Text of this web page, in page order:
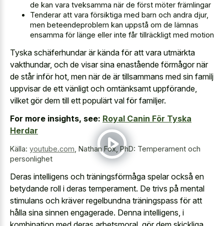
de kan vara tveksamma när de först möter främlingar
Tenderar att vara försiktiga med barn och andra djur,
men beteendeproblem kan uppstå om de lämnas
ensamma för länge eller inte får tillräckligt med motion
Tyska schäferhundar är kända för att vara utmärkta
vakthundar, och de visar sina enastående förmågor när
de står inför hot, men när de är tillsammans med sin familj
uppvisar de ett vänligt och omtänksamt uppförande,
vilket gör dem till ett populärt val för familjer.
For more insights, see: Royal Canin För Tyska
Herdar
Källa: youtube.com Nathan Fox, PhD: Temperament och
personlighet
Deras intelligens och träningsförmåga spelar också en
betydande roll i deras temperament. De trivs på mental
stimulans och kräver regelbundna träningspass för att
hålla sina sinnen engagerade. Denna intelligens, i